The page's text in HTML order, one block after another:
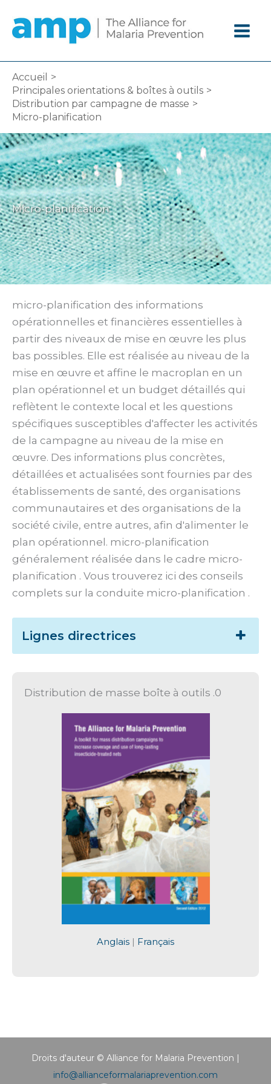
contenu
Accueil
Principales orientations & boîtes à outils
Distribution par campagne de masse
Micro-planification
Micro-planification
micro-planification des informations
opérationnelles et financières essentielles à
partir des niveaux de mise en œuvre les plus
bas possibles. Elle est réalisée au niveau de la
mise en œuvre et affine le macroplan en un
plan opérationnel et un budget détaillés qui
reflètent le contexte local et les questions
spécifiques susceptibles d'affecter les activités
de la campagne au niveau de la mise en
œuvre. Des informations plus concrètes,
détaillées et actualisées sont fournies par des
établissements de santé, des organisations
communautaires et des organisations de la
société civile, entre autres, afin d'alimenter le
plan opérationnel. micro-planification
généralement réalisée dans le cadre micro-
planification . Vous trouverez ici des conseils
complets sur la conduite micro-planification .
Lignes directrices
Distribution de masse boîte à outils .0
Anglais | Français
Droits d'auteur © Alliance for Malaria Prevention |
info@allianceformalariaprevention.com